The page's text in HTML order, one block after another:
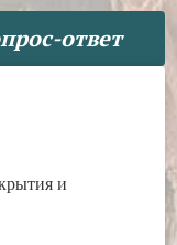
ответ
и